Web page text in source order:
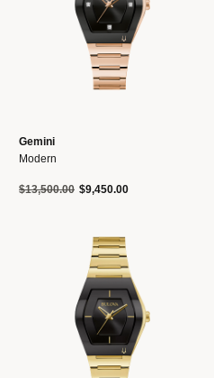
Gemini
Modern
Precio reducido de
$13,500.00a$9,450.00